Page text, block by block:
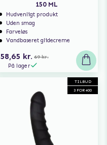
150 ML
Hudvenligt produkt
Uden smag
Farveløs
Vandbaseret glidecreme
58,65 kr. 69 kr.
På lager
TILBUD
3 FOR 400